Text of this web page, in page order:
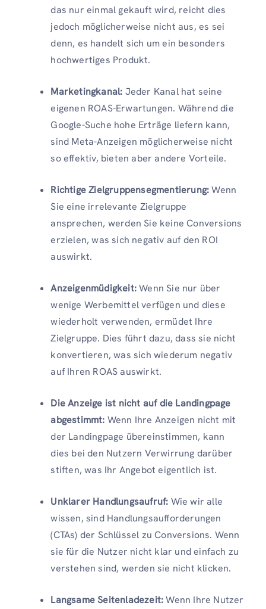
das nur einmal gekauft wird, reicht dies
jedoch möglicherweise nicht aus, es sei
denn, es handelt sich um ein besonders
hochwertiges Produkt.
Marketingkanal: Jeder Kanal hat seine
eigenen ROAS-Erwartungen. Während die
Google-Suche hohe Erträge liefern kann,
sind Meta-Anzeigen möglicherweise nicht
so effektiv, bieten aber andere Vorteile.
Richtige Zielgruppensegmentierung:Wenn
Sie eine irrelevante Zielgruppe
ansprechen, werden Sie keine Conversions
erzielen, was sich negativ auf den ROI
auswirkt.
Anzeigenmüdigkeit:Wenn Sie nur über
wenige Werbemittel verfügen und diese
wiederholt verwenden, ermüdet Ihre
Zielgruppe. Dies führt dazu, dass sie nicht
konvertieren, was sich wiederum negativ
auf Ihren ROAS auswirkt.
Die Anzeige ist nicht auf die Landingpage
abgestimmt: Wenn Ihre Anzeigen nicht mit
der Landingpage übereinstimmen, kann
dies bei den Nutzern Verwirrung darüber
stiften, was Ihr Angebot eigentlich ist.
Unklarer Handlungsaufruf: Wie wir alle
wissen, sind Handlungsaufforderungen
(CTAs) der Schlüssel zu Conversions. Wenn
sie für die Nutzer nicht klar und einfach zu
verstehen sind, werden sie nicht klicken.
Langsame Seitenladezeit:Wenn Ihre Nutzer